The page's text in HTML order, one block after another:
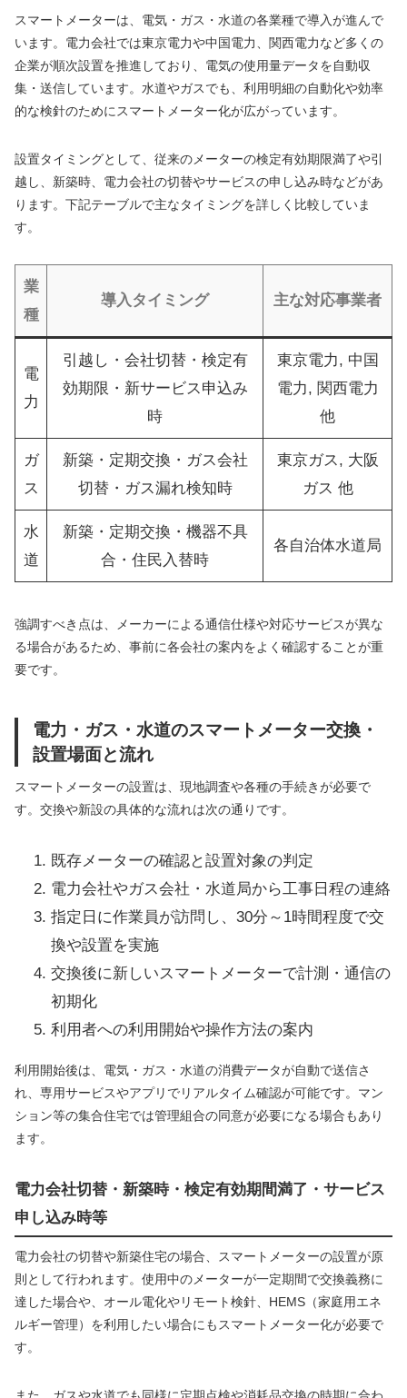
スマートメーターは、電気・ガス・水道の各業種で導入が進んで
います。電力会社では東京電力や中国電力、関西電力など多くの
企業が順次設置を推進しており、電気の使用量データを自動収
集・送信しています。水道やガスでも、利用明細の自動化や効率
的な検針のためにスマートメーター化が広がっています。
設置タイミングとして、従来のメーターの検定有効期限満了や引
越し、新築時、電力会社の切替やサービスの申し込み時などがあ
ります。下記テーブルで主なタイミングを詳しく比較していま
す。
業
種
導入タイミング 主な対応事業者
電
力
引越し・会社切替・検定有
効期限・新サービス申込み
時
東京電力, 中国
電力, 関西電力
他
ガ
ス
新築・定期交換・ガス会社
切替・ガス漏れ検知時
東京ガス, 大阪
ガス 他
水
道
新築・定期交換・機器不具
合・住民入替時
各自治体水道局
強調すべき点は、メーカーによる通信仕様や対応サービスが異な
る場合があるため、事前に各会社の案内をよく確認することが重
要です。
電力・ガス・水道のスマートメーター交換・
設置場面と流れ
スマートメーターの設置は、現地調査や各種の手続きが必要で
す。交換や新設の具体的な流れは次の通りです。
既存メーターの確認と設置対象の判定
電力会社やガス会社・水道局から工事日程の連絡
指定日に作業員が訪問し、30分～1時間程度で交
換や設置を実施
交換後に新しいスマートメーターで計測・通信の
初期化
利用者への利用開始や操作方法の案内
利用開始後は、電気・ガス・水道の消費データが自動で送信さ
れ、専用サービスやアプリでリアルタイム確認が可能です。マン
ション等の集合住宅では管理組合の同意が必要になる場合もあり
ます。
電力会社切替・新築時・検定有効期間満了・サービス
申し込み時等
電力会社の切替や新築住宅の場合、スマートメーターの設置が原
則として行われます。使用中のメーターが一定期間で交換義務に
達した場合や、オール電化やリモート検針、HEMS（家庭用エネ
ルギー管理）を利用したい場合にもスマートメーター化が必要で
す。